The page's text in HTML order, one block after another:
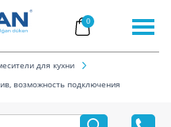
0
для кухни
возможность подключения